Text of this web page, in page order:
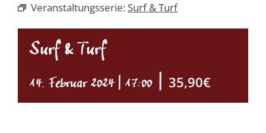
Veranstaltungsserie: Surf & Turf
Surf & Turf
14. Februar 2024 | 17:00 35,90€